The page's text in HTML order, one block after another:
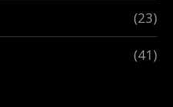
(23)
(41)